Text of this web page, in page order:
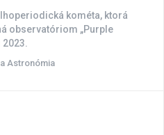
kométa, ktorá
observatóriom „Purple
2023.
Astronómia